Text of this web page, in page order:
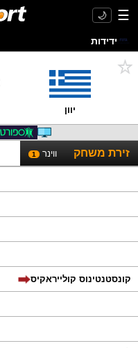
☰
🌙
ידידות
יוון
זירת משחק ווינר 1
קונסטנטינוס קולייראקיס